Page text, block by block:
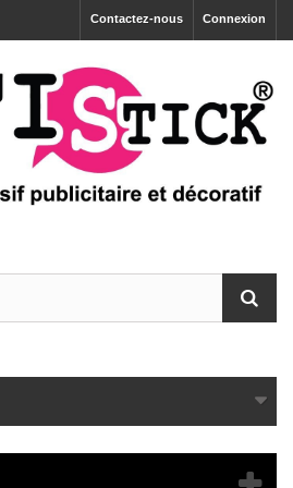
Connexion
Contactez-nous